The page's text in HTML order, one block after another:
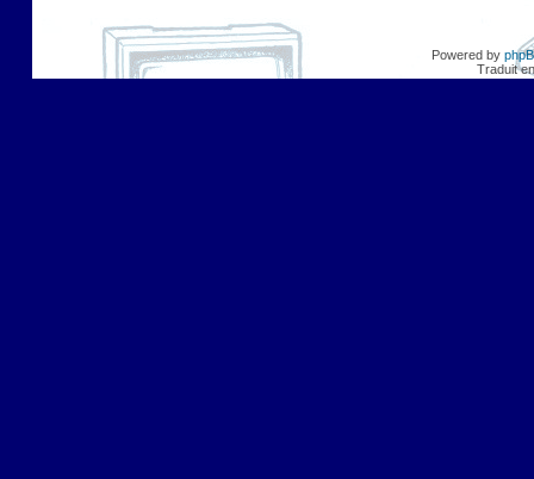
Powered by
Traduit